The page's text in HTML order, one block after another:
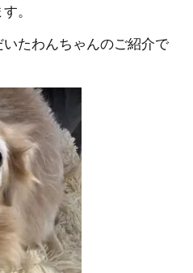
。
たわんちゃんのご紹介で